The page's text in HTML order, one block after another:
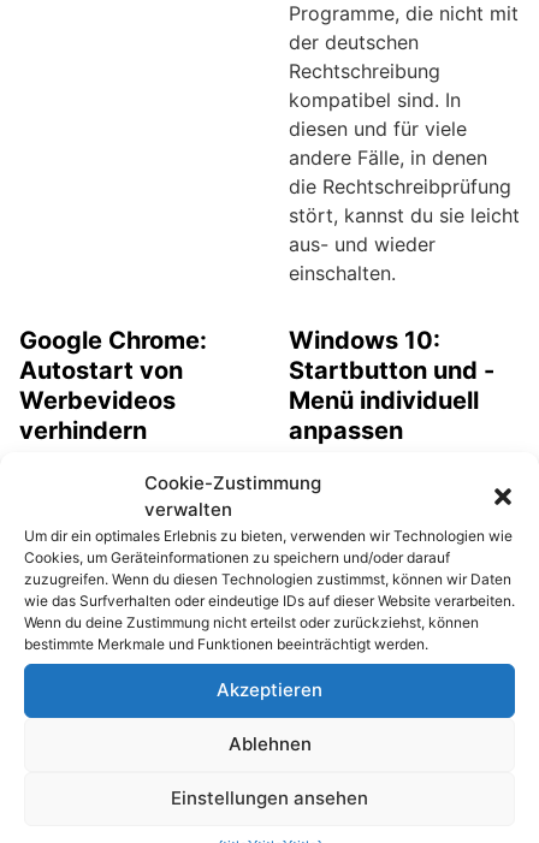
Programme, die nicht mit
der deutschen
Rechtschreibung
kompatibel sind. In
diesen und für viele
andere Fälle, in denen
die Rechtschreibprüfung
stört, kannst du sie leicht
aus- und wieder
einschalten.
Google Chrome:
Autostart von
Werbevideos
verhindern
Browser-Videos können
nervenaufreibenden
Angelegenheit mutieren.
Wie beim Fernsehen,
werden viele
Werbevideos im Web
abgespielt. Die
Lautstärke kann hierbei
werden. Hier hilft dann
Windows 10:
Startbutton und -
Menü individuell
anpassen
Personalisierung der
Einstellungen lässt sich
das Aussehen von
Startmenü und -Button
verändern. Wem aber
das Windows-10-
Startmenü nicht gefällt
und lieber das klassische
Design wieder
dem Tool Classic Shell
Cookie-Zustimmung
verwalten
Um dir ein optimales Erlebnis zu bieten, verwenden wir Technologien wie
Cookies, um Geräteinformationen zu speichern und/oder darauf
zuzugreifen. Wenn du diesen Technologien zustimmst, können wir Daten
wie das Surfverhalten oder eindeutige IDs auf dieser Website verarbeiten.
Wenn du deine Zustimmung nicht erteilst oder zurückziehst, können
bestimmte Merkmale und Funktionen beeinträchtigt werden.
Akzeptieren
Ablehnen
Einstellungen ansehen